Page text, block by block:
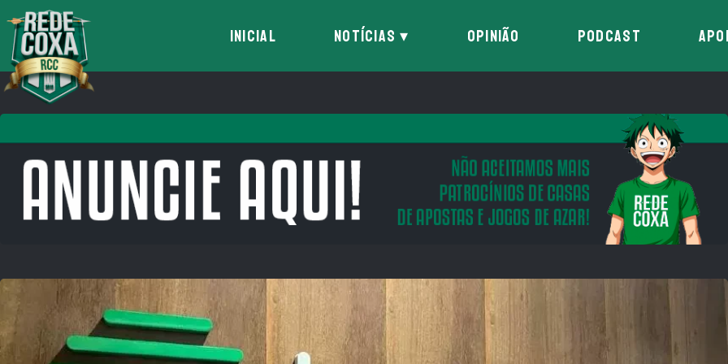
INICIAL NOTÍCIAS OPINIÃO PODCAST